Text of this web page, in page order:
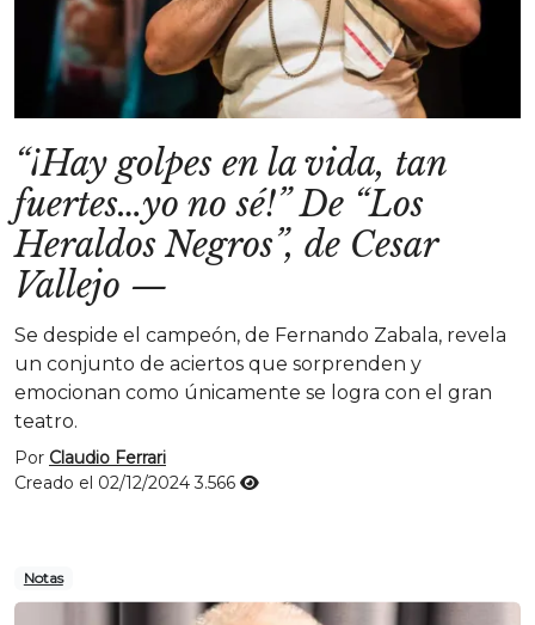
“¡Hay golpes en la vida, tan
fuertes…yo no sé!” De “Los
Heraldos Negros”, de Cesar
Vallejo —
Se despide el campeón, de Fernando Zabala, revela
un conjunto de aciertos que sorprenden y
emocionan como únicamente se logra con el gran
teatro.
Por Claudio Ferrari
Creado el 02/12/20243.566
Notas